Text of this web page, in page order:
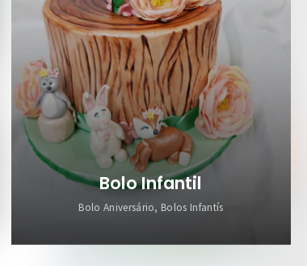
Bolo Infantil
Bolo Aniversário, Bolos Infantís